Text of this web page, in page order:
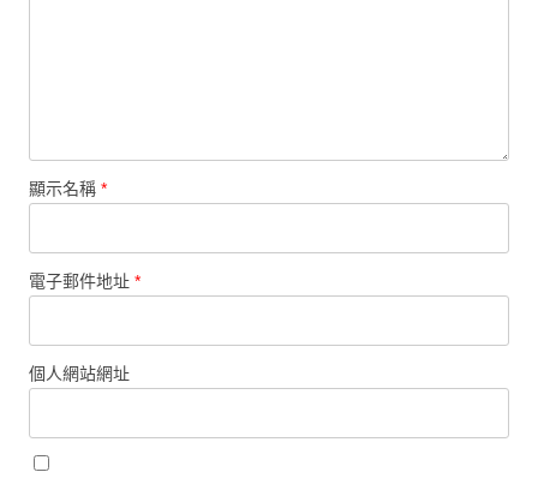
顯示名稱 *
電子郵件地址 *
個人網站網址